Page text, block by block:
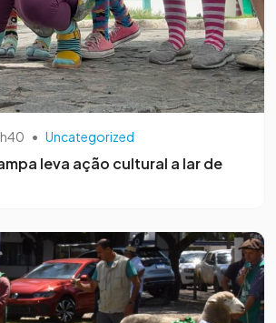
• Uncategorized
leva ação cultural a lar de